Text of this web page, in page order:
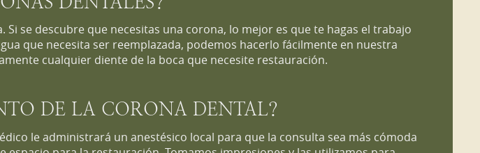
se descubre que necesitas una corona, lo mejor es que te hagas el trabajo
que necesita ser reemplazada, podemos hacerlo fácilmente en nuestra
cualquier diente de la boca que necesite restauración.
DE LA CORONA DENTAL?
le administrará un anestésico local para que la consulta sea más cómoda